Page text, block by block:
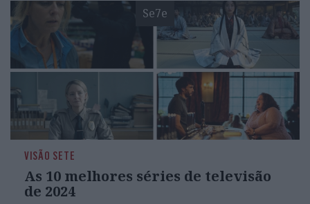
Se7e
VISÃO SETE
As 10 melhores séries de televisão
de 2024